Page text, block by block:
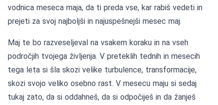
vodnica meseca maja, da ti preda vse, kar rabiš vedeti in
prejeti za svoj najboljši in najuspešnejši mesec maj.
Maj te bo razveseljeval na vsakem koraku in na vseh
področjih tvojega življenja. V preteklih tednih in mesecih
tega leta si šla skozi velike turbulence, transformacije,
skozi svojo veliko osebno rast. V mesecu maju si sedaj
tukaj zato, da si oddahneš, da si odpočiješ in da žanješ